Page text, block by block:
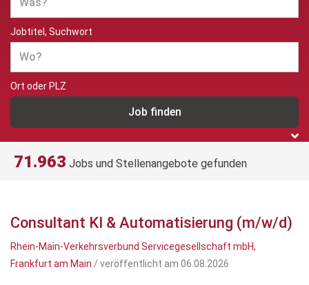
Jobtitel, Suchwort
Ort oder PLZ
71.963 Jobs und Stellenangebote gefunden
Consultant KI & Automatisierung (m/w/d)
Rhein-Main-Verkehrsverbund Servicegesellschaft mbH,
Frankfurt am Main / veröffentlicht am 06.08.2026